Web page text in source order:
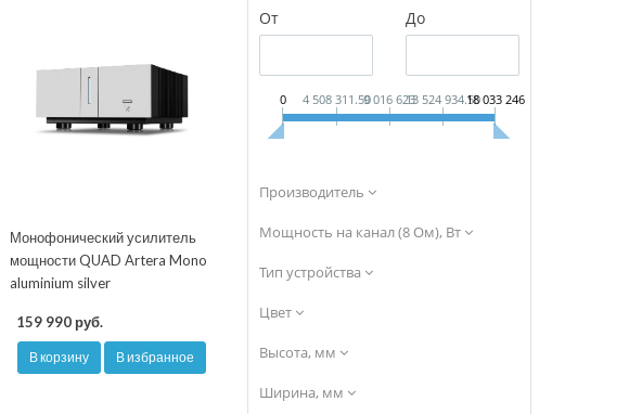
От До
0 4 508 311.509 016 62313 524 934.5018 033 246
Производитель
Мощность на канал (8 Ом), Вт
Тип устройства
Цвет
Высота, мм
Ширина, мм
Монофонический усилитель
мощности QUAD Artera Mono
aluminium silver
159 990 руб.
В корзину В избранное